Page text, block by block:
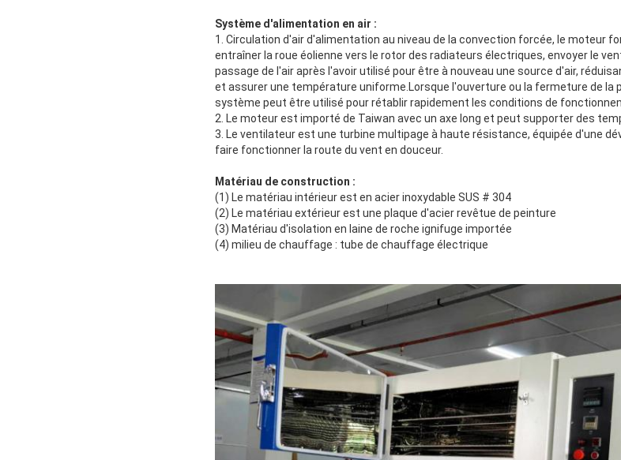
Système d'alimentation en air :
1. Circulation d'air d'alimentation au niveau de la convection forcée, le moteur
entraîner la roue éolienne vers le rotor des radiateurs électriques, envoyer le
passage de l'air après l'avoir utilisé pour être à nouveau une source d'air,
et assurer une température uniforme.Lorsque l'ouverture ou la fermeture de la
système peut être utilisé pour rétablir rapidement les conditions de
2. Le moteur est importé de Taiwan avec un axe long et peut supporter des
3. Le ventilateur est une turbine multipage à haute résistance, équipée d'une
faire fonctionner la route du vent en douceur.
Matériau de construction :
(1) Le matériau intérieur est en acier inoxydable SUS # 304
(2) Le matériau extérieur est une plaque d'acier revêtue de peinture
(3) Matériau d'isolation en laine de roche ignifuge importée
(4) milieu de chauffage : tube de chauffage électrique